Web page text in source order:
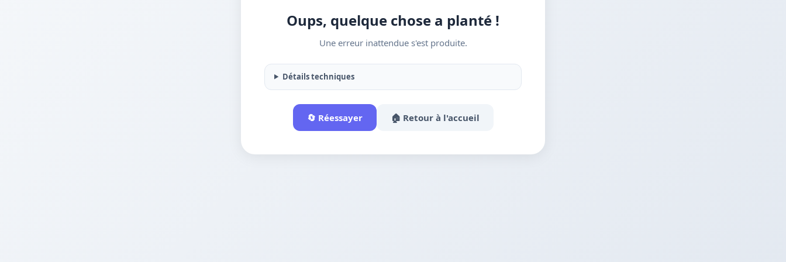
Oups, quelque chose a planté !
Une erreur inattendue s'est produite.
Détails techniques
🔄 Réessayer 🏠 Retour à l'accueil